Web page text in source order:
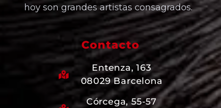
hoy son grandes artistas consagrados.
Contacto
Entenza, 163
08029 Barcelona
Córcega, 55-57